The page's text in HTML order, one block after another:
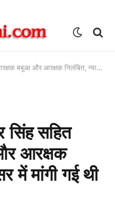
निलंबित, न्यायालय परिसर में मांगी गई थी रिश्वत….
सिंह सहित
आरक्षक
में मांगी गई थी